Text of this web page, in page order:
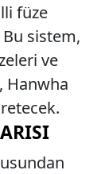
füze
sistem,
ve
Hanwha